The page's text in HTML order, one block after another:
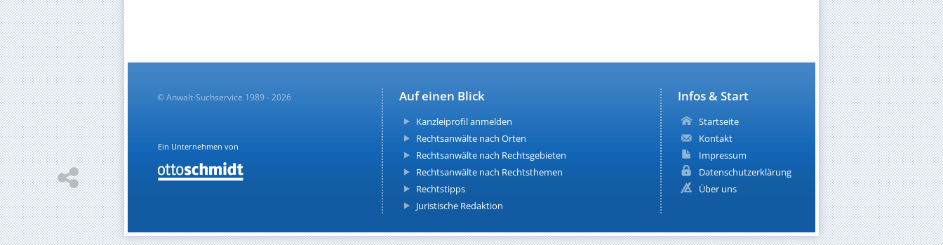
Infos & Start
Startseite
Kontakt
Impressum
Datenschutzerklärung
Über uns
Auf einen Blick
Kanzleiprofil anmelden
Rechtsanwälte nach Orten
Rechtsanwälte nach Rechtsgebieten
Rechtsanwälte nach Rechtsthemen
Rechtstipps
Juristische Redaktion
© Anwalt-Suchservice 1989 - 2026
Ein Unternehmen von